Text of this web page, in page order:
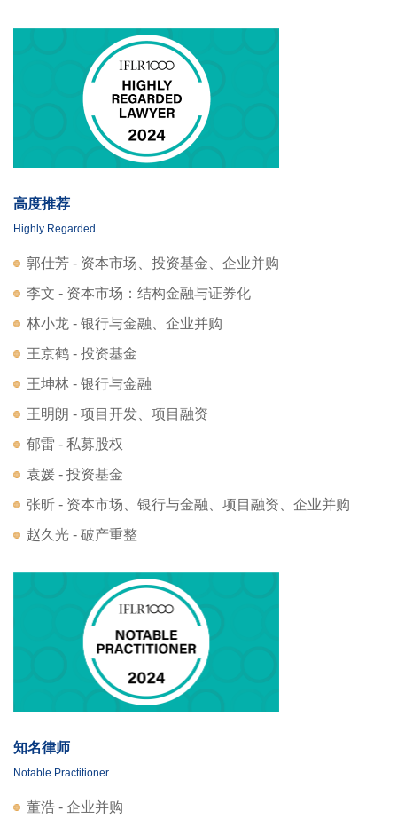
高度推荐
Highly Regarded
郭仕芳 - 资本市场、投资基金、企业并购
李文 - 资本市场：结构金融与证券化
林小龙 - 银行与金融、企业并购
王京鹤 - 投资基金
王坤林 - 银行与金融
王明朗 - 项目开发、项目融资
郁雷 - 私募股权
袁媛 - 投资基金
张昕 - 资本市场、银行与金融、项目融资、企业并购
赵久光 - 破产重整
知名律师
Notable Practitioner
董浩 - 企业并购